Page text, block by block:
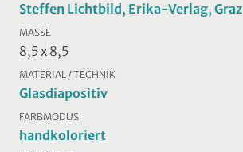
Steffen Lichtbild, Erika-Verlag, Graz
MASSE
8,5 x 8,5
MATERIAL / TECHNIK
Glasdiapositiv
FARBMODUS
handkoloriert